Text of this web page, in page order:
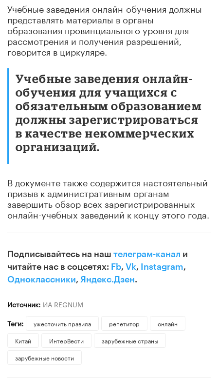
Учебные заведения онлайн-обучения должны
представлять материалы в органы
образования провинциального уровня для
рассмотрения и получения разрешений,
говорится в циркуляре.
Учебные заведения онлайн-
обучения для учащихся с
обязательным образованием
должны зарегистрироваться
в качестве некоммерческих
организаций.
В документе также содержится настоятельный
призыв к административным органам
завершить обзор всех зарегистрированных
онлайн-учебных заведений к концу этого года.
Подписывайтесь на наш телеграм-канал и
читайте нас в соцсетях: Fb, Vk, Instagram,
Одноклассники, Яндекс.Дзен.
Источник: ИА REGNUM
Теги:
ужесточить правила репетитор
онлайн
Китай
ИнтерВести
зарубежные страны
зарубежные новости